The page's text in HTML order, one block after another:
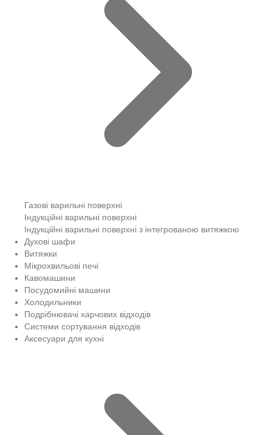
Газові варильні поверхні
Індукційні варильні поверхні
Індукційні варильні поверхні з інтегрованою витяжкою
Духові шафи
Витяжки
Мікрохвильові печі
Кавомашини
Посудомийні машини
Холодильники
Подрібнювачі харчових відходів
Системи сортування відходів
Аксесуари для кухні